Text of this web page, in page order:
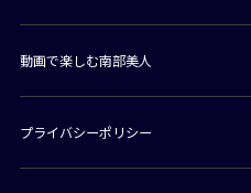
動画で楽しむ南部美人
プライバシーポリシー